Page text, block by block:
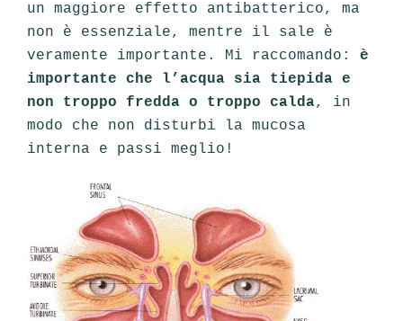
un maggiore effetto antibatterico, ma
non è essenziale, mentre il sale è
veramente importante. Mi raccomando: è
importante che l’acqua sia tiepida e
non troppo fredda o troppo calda, in
modo che non disturbi la mucosa
interna e passi meglio!